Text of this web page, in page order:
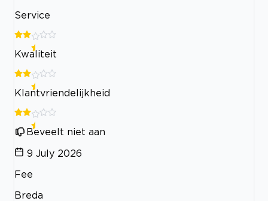
Service
Kwaliteit
Klantvriendelijkheid
Beveelt niet aan
9 July 2026
Fee
Breda